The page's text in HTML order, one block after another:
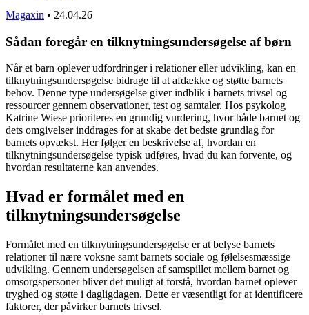
Magaxin • 24.04.26
Sådan foregår en tilknytningsundersøgelse af børn
Når et barn oplever udfordringer i relationer eller udvikling, kan en
tilknytningsundersøgelse bidrage til at afdække og støtte barnets
behov. Denne type undersøgelse giver indblik i barnets trivsel og
ressourcer gennem observationer, test og samtaler. Hos psykolog
Katrine Wiese prioriteres en grundig vurdering, hvor både barnet og
dets omgivelser inddrages for at skabe det bedste grundlag for
barnets opvækst. Her følger en beskrivelse af, hvordan en
tilknytningsundersøgelse typisk udføres, hvad du kan forvente, og
hvordan resultaterne kan anvendes.
Hvad er formålet med en
tilknytningsundersøgelse
Formålet med en tilknytningsundersøgelse er at belyse barnets
relationer til nære voksne samt barnets sociale og følelsesmæssige
udvikling. Gennem undersøgelsen af samspillet mellem barnet og
omsorgspersoner bliver det muligt at forstå, hvordan barnet oplever
tryghed og støtte i dagligdagen. Dette er væsentligt for at identificere
faktorer, der påvirker barnets trivsel.